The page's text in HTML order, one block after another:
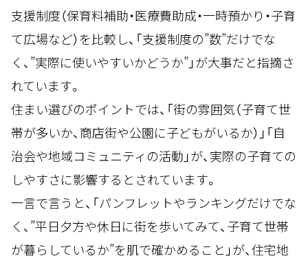
支援制度（保育料補助・医療費助成・一時預かり・子育
て広場など）を比較し、「支援制度の”数”だけでな
く、”実際に使いやすいかどうか”」が大事だと指摘さ
れています。
住まい選びのポイントでは、「街の雰囲気（子育て世
帯が多いか、商店街や公園に子どもがいるか）」「自
治会や地域コミュニティの活動」が、実際の子育ての
しやすさに影響するとされています。
一言で言うと、「パンフレットやランキングだけでな
く、”平日夕方や休日に街を歩いてみて、子育て世帯
が暮らしているか”を肌で確かめること」が、住宅地